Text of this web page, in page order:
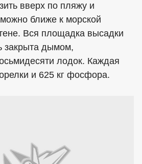
вверх по пляжу и
ближе к морской
Вся площадка высадки
закрыта дымом,
лодок. Каждая
и 625 кг фосфора.